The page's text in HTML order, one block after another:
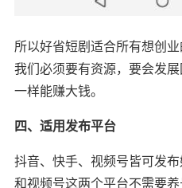
所以好省短剧适合所有想创
我们必须要有资源，要会发
一样能赚大钱。
四、适用发布平台
抖音、快手、视频号皆可发
和视频号这两个平台不需要